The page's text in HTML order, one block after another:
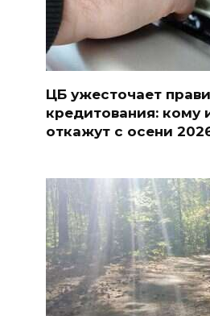
ЦБ ужесточает
кредитования: кому
откажут с осени